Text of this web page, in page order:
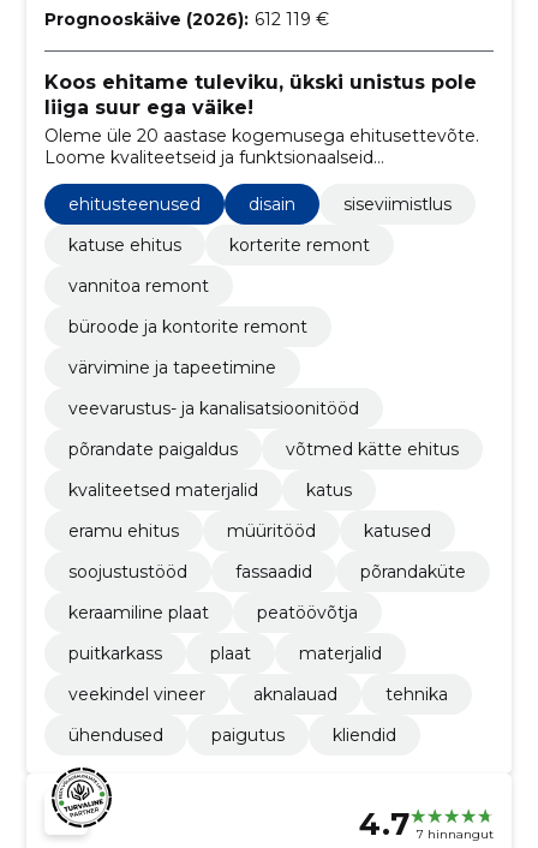
Prognooskäive (2026): 612 119 €
Koos ehitame tuleviku, ükski unistus pole
liiga suur ega väike!
Oleme üle 20 aastase kogemusega ehitusettevõte.
Loome kvaliteetseid ja funktsionaalseid
ehituslahendusi. Ehitame teile kodu või äripinna
"võtmed kätte" meetodil
ehitusteenused disain
siseviimistlus
katuse ehitus
korterite remont
vannitoa remont
büroode ja kontorite remont
värvimine ja tapeetimine
veevarustus- ja kanalisatsioonitööd
põrandate paigaldus
võtmed kätte ehitus
kvaliteetsed materjalid
katus
eramu ehitus
müüritööd
katused
soojustustööd
fassaadid
põrandaküte
keraamiline plaat
peatöövõtja
puitkarkass
plaat
materjalid
veekindel vineer
aknalauad
tehnika
ühendused
paigutus kliendid
4.7 7 hinnangut